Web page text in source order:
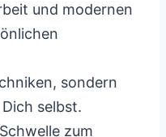
und modernen
sondern
selbst.
zum